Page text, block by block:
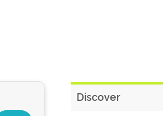
Discover